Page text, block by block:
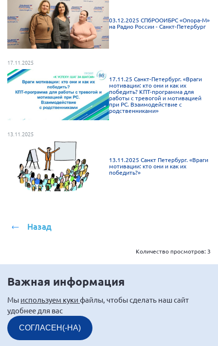
03.12.2025 СПбРООИБРС «Опора-М»
на Радио России - Санкт-Петербург
17.11.2025
17.11.25 Санкт-Петербург. «Враги
мотивации: кто они и как их
победить? КПТ-программа для
работы с тревогой и мотивацией
при РС. Взаимодействие с
родственниками»
13.11.2025
13.11.2025 Санкт Петербург. «Враги
мотивации: кто они и как их
победить?»
Назад
Количество просмотров: 3
Важная информация
Мы используем куки файлы, чтобы сделать наш сайт
удобнее для вас
СОГЛАСЕН(-НА)